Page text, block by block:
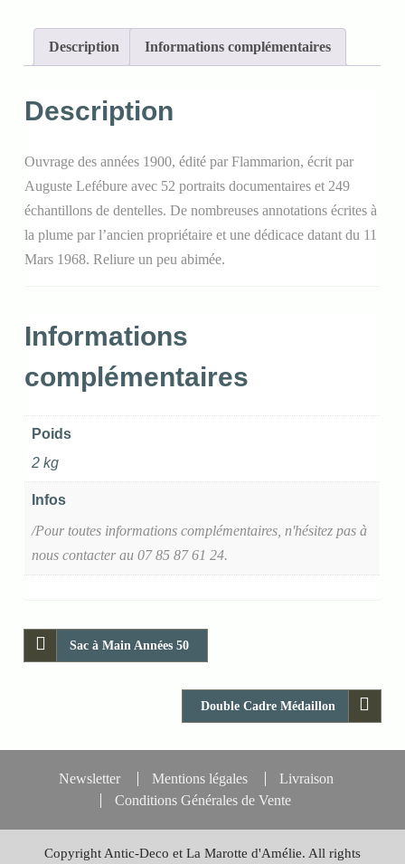
Description Informations complémentaires
Description
Ouvrage des années 1900, édité par Flammarion, écrit par
Auguste Lefébure avec 52 portraits documentaires et 249
échantillons de dentelles. De nombreuses annotations écrites à
la plume par l’ancien propriétaire et une dédicace datant du 11
Mars 1968. Reliure un peu abimée.
Informations
complémentaires
Poids
2 kg
Infos
/Pour toutes informations complémentaires, n'hésitez pas à
nous contacter au 07 85 87 61 24.
Sac à Main Années 50
Double Cadre Médaillon
Newsletter Mentions légales
Livraison
Conditions Générales de Vente
Copyright Antic-Deco et La Marotte d'Amélie. All rights